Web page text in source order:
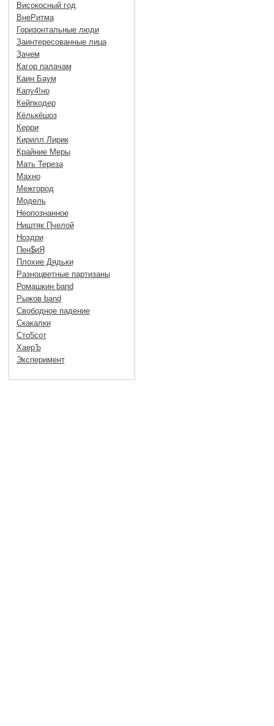
Високосный год
ВнеРитма
Горизонтальные люди
Заинтересованные лица
Зачем
Кагор палачам
Каин Баум
Капу4!но
Кейпкодер
Кёлькёшоз
Керри
Кирилл Лирик
Крайние Меры
Мать Тереза
Махно
Межгород
Модель
Неопознанное
Ништяк Пчелой
Ноздри
Пен$иЯ
Плохие Дядьки
Разноцветные партизаны
Ромашкин band
Рыжов band
Свободное падение
Скакалки
Сто5сот
ХаерЪ
Эксперимент